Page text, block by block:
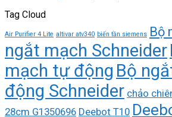
Tag Cloud
Air Purifier 4 Lite altivar atv340 biến tần siemens Bộ
ngắt mạch Schneider
mạch tự động Bộ
động Schneider chảo
28cm G1350696 Deebot T10